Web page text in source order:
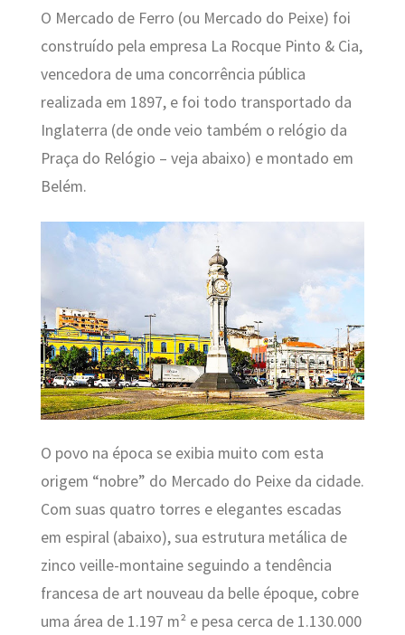
O Mercado de Ferro (ou Mercado do Peixe) foi
construído pela empresa La Rocque Pinto & Cia,
vencedora de uma concorrência pública
realizada em 1897, e foi todo transportado da
Inglaterra (de onde veio também o relógio da
Praça do Relógio – veja abaixo) e montado em
Belém.
O povo na época se exibia muito com esta
origem “nobre” do Mercado do Peixe da cidade.
Com suas quatro torres e elegantes escadas
em espiral (abaixo), sua estrutura metálica de
zinco veille-montaine seguindo a tendência
francesa de art nouveau da belle époque, cobre
uma área de 1.197 m² e pesa cerca de 1.130.000